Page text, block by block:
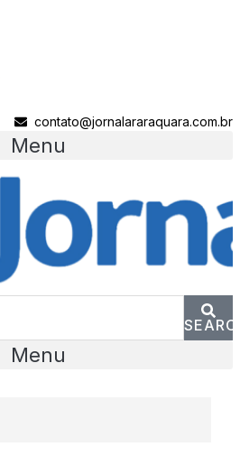
contato@jornalararaquara.com.br
Menu
Menu